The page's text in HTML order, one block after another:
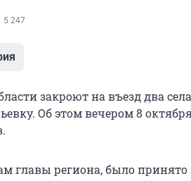
5 247
закроют на въезд два
Об этом вечером 8
главы региона, было принято